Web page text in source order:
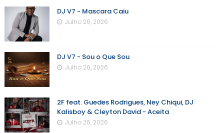
DJ V7 - Mascara Caiu
Julho 26, 2026
DJ V7 - Sou o Que Sou
Julho 26, 2026
2F feat. Guedes Rodrigues, Ney Chiqui, DJ
Kalisboy & Cleyton David - Aceita
Julho 26, 2026